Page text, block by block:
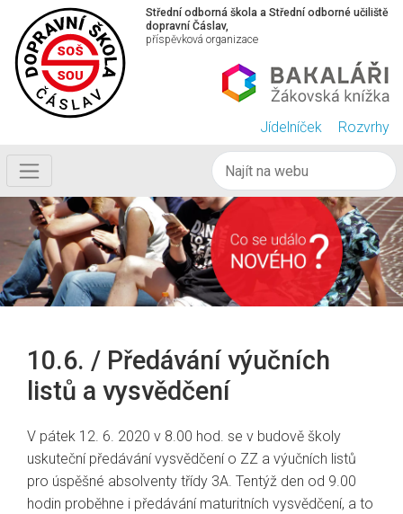
Střední odborná škola a Střední odborné učiliště
dopravní Čáslav,
příspěvková organizace
Jídelníček Rozvrhy
10.6. / Předávání výučních
listů a vysvědčení
V pátek 12. 6. 2020 v 8.00 hod. se v budově školy
uskuteční předávání vysvědčení o ZZ a výučních listů
pro úspěšné absolventy třídy 3A. Tentýž den od 9.00
hodin proběhne i předávání maturitních vysvědčení, a to